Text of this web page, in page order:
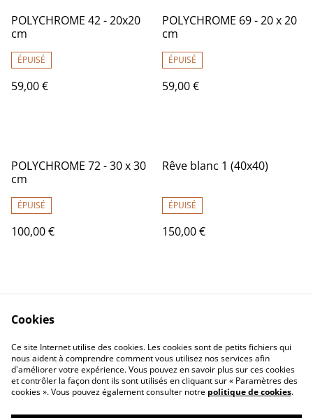
POLYCHROME 42 - 20x20
cm
ÉPUISÉ
59,00 €
POLYCHROME 69 - 20 x 20
cm
ÉPUISÉ
59,00 €
POLYCHROME 72 - 30 x 30
cm
ÉPUISÉ
100,00 €
Rêve blanc 1 (40x40)
ÉPUISÉ
150,00 €
Contactez-nous
Conditions
Politique de
confidentialité
Politique de cookies
Cookies
Ce site Internet utilise des cookies. Les cookies sont de petits fichiers qui
nous aident à comprendre comment vous utilisez nos services afin
d'améliorer votre expérience. Vous pouvez en savoir plus sur ces cookies
et contrôler la façon dont ils sont utilisés en cliquant sur « Paramètres des
cookies ». Vous pouvez également consulter notre politique de cookies.